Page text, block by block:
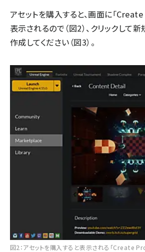
アセットを購入すると、画面に「
表示されるので（図2）、クリックして
作成してください（図3）。
図2：アセットを購入すると表示される「Create